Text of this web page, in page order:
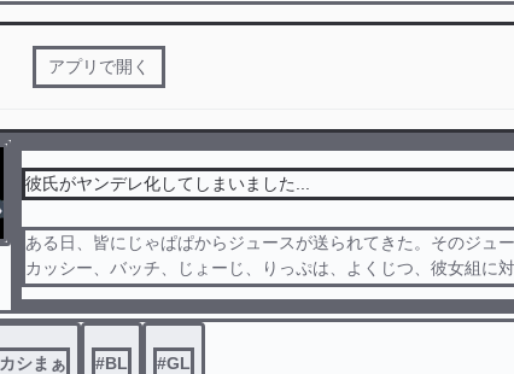
アプリで開く
彼氏がヤンデレ化してしまいました...
ある日、皆にじゃぱぱからジュースが送られてきた。そのジュ
カッシー、バッチ、じょーじ、りっぷは、よくじつ、彼女組に
れになっていた...
カシまぁ #BL #GL